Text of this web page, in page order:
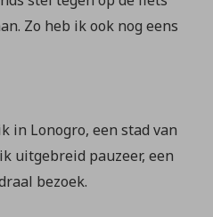
Zo heb ik ook nog eens
in Lonogro, een stad van
uitgebreid pauzeer, een
bezoek.